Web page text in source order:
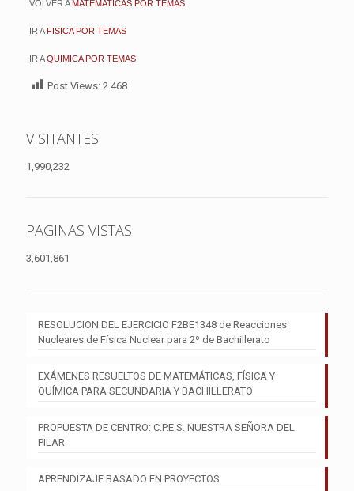
VOLVER A MATEMATICAS POR TEMAS
IR A FISICA POR TEMAS
IR AQUIMICA POR TEMAS
Post Views: 2.468
VISITANTES
1,990,232
PAGINAS VISTAS
3,601,861
RESOLUCION DEL EJERCICIO F2BE1348 de Reacciones
Nucleares de Física Nuclear para 2º de Bachillerato
EXÁMENES RESUELTOS DE MATEMÁTICAS, FÍSICA Y
QUÍMICA PARA SECUNDARIA Y BACHILLERATO
PROPUESTA DE CENTRO: C.P.E.S. NUESTRA SEÑORA DEL
PILAR
APRENDIZAJE BASADO EN PROYECTOS